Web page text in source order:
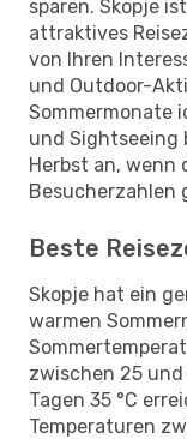
sparen. Skopje
attraktives
von Ihren
und Outdoor-
Sommermonate
und Sightseeing
Herbst an, wenn
Besucherzahlen
Beste
Skopje hat ein
warmen
zwischen 25 und
Tagen 35 °C
Temperaturen